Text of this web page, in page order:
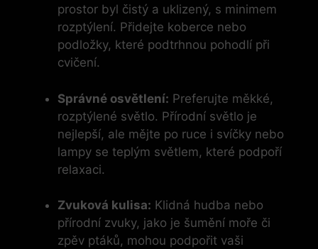
prostor byl čistý a uklizený, s minimem
rozptýlení. Přidejte koberce nebo
podložky, které podtrhnou pohodlí při
cvičení.
Správné osvětlení: Preferujte měkké,
rozptýlené světlo. Přírodní světlo je
nejlepší, ale mějte po ruce i svíčky nebo
lampy se teplým světlem, které podpoří
relaxaci.
Zvuková kulisa: Klidná hudba nebo
přírodní zvuky, jako je šumění moře či
zpěv ptáků, mohou podpořit vaši